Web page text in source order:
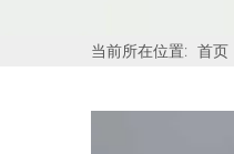
当前所在位置: 首页